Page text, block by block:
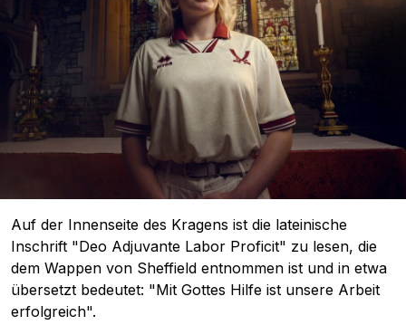
Auf der Innenseite des Kragens ist die lateinische
Inschrift "Deo Adjuvante Labor Proficit" zu lesen, die
dem Wappen von Sheffield entnommen ist und in etwa
übersetzt bedeutet: "Mit Gottes Hilfe ist unsere Arbeit
erfolgreich".